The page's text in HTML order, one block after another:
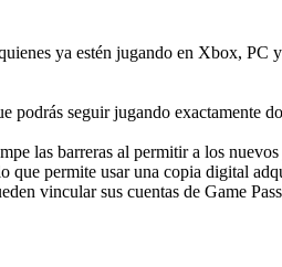
ya estén jugando en Xbox,
seguir jugando exactamente
las barreras al permitir a los
que permite usar una copia digital
vincular sus cuentas de Game